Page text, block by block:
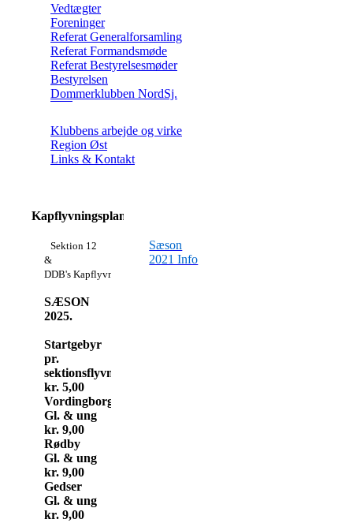
Vedtægter
Foreninger
Referat Generalforsamling
Referat Formandsmøde
Referat Bestyrelsesmøder
Bestyrelsen
Dommerklubben NordSj.
Klubbens arbejde og virke
Region Øst
Links & Kontakt
Kapflyvningsplan
Sektion 12
&
DDB's Kapflyvningsplan
SÆSON
2025.
Startgebyr
pr.
sektionsflyvning
kr. 5,00
Vordingborg
Gl. & ung
kr. 9,00
Rødby
Gl. & ung
kr. 9,00
Gedser
Gl. & ung
kr. 9,00
Sæson
2021 Info